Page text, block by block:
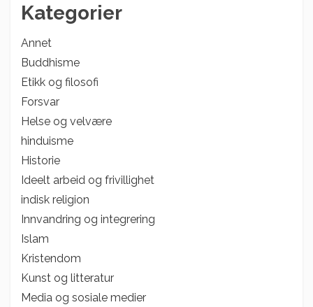
Kategorier
Annet
Buddhisme
Etikk og filosofi
Forsvar
Helse og velvære
hinduisme
Historie
Ideelt arbeid og frivillighet
indisk religion
Innvandring og integrering
Islam
Kristendom
Kunst og litteratur
Media og sosiale medier